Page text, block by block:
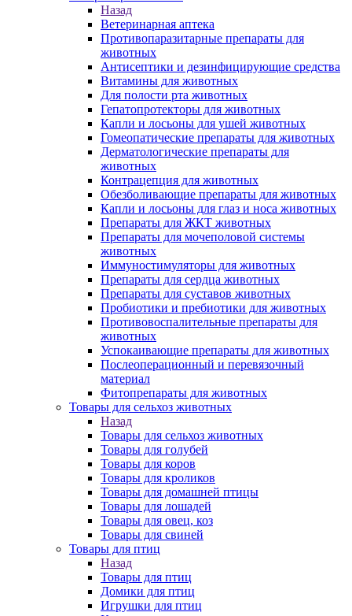
Назад
Ветеринарная аптека
Противопаразитарные препараты для
животных
Антисептики и дезинфицирующие средства
Витамины для животных
Для полости рта животных
Гепатопротекторы для животных
Капли и лосьоны для ушей животных
Гомеопатические препараты для животных
Дерматологические препараты для
животных
Контрацепция для животных
Обезболивающие препараты для животных
Капли и лосьоны для глаз и носа животных
Препараты для ЖКТ животных
Препараты для мочеполовой системы
животных
Иммуностимуляторы для животных
Препараты для сердца животных
Препараты для суставов животных
Пробиотики и пребиотики для животных
Противовоспалительные препараты для
животных
Успокаивающие препараты для животных
Послеоперационный и перевязочный
материал
Фитопрепараты для животных
Товары для сельхоз животных
Назад
Товары для сельхоз животных
Товары для голубей
Товары для коров
Товары для кроликов
Товары для домашней птицы
Товары для лошадей
Товары для овец, коз
Товары для свиней
Товары для птиц
Назад
Товары для птиц
Домики для птиц
Игрушки для птиц